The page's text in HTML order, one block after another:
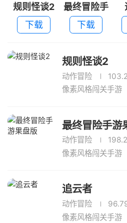
规则怪谈2
下载
最终冒险手
游果盘版
下载
规则怪谈2
动作冒险
像素风格闯关手游
最终冒险手游
动作冒险
像素风格闯关手游
追云者
动作冒险
像素风格闯关手游